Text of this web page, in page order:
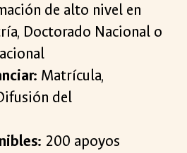
de alto nivel en
Doctorado Nacional o
Matrícula,
del
200 apoyos